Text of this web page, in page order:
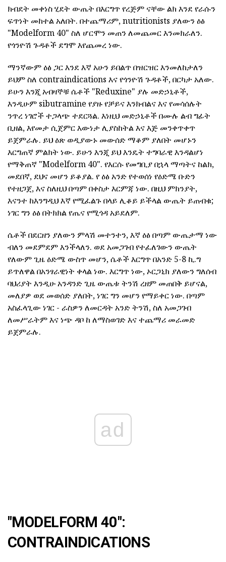
ክብደት መቀነስ ሂደት ውጤት በእርግጥ የረጅም ናቸው ልክ እንደ የራሱን
ፍጥነት መከተል አለበት. በተጨማሪም, nutritionists ያለውን ዕፅ
"Modelform 40" ስለ ሆርሞን መጠን ለመጨመር እንመክራለን.
የጎንዮሽ ጉዳቶች ደግሞ እየጨመረ ነው.
ማንኛውም ዕፅ ጋር እንደ እኛ አሁን ይበልጥ በዝርዝር እንመለከታለን
ይህም ስለ contraindications እና የጎንዮሽ ጉዳቶች, በርካታ አለው.
ይሁን እንጂ አብዛኞቹ ሴቶች "Reduxine" ያሉ መድኃኒቶች,
እንዲሁም sibutramine የያዙ የቻይና እንክብልና እና የመሳሰሉት
ንጥረ ነገሮች ተጋላጭ ተደርጓል. እነዚህ መድኃኒቶች በሙሉ ልብ ግፊት
ቢዘል, እየመታ ሲጀምር እውነታ ሊያስከትል እና እጅ መንቀጥቀጥ
ይጀምራሉ. ይህ ዕጽ ወዲያውኑ መውሰድ ማቆም ያለበት መሆኑን
እርግጠኛ ምልክት ነው. ይሁን እንጂ ይህ እንዴት ተግባራዊ እንዳልሆነ
የማቅጠኛ "Modelform 40". የእርሱ የመግቢያ በኋላ ማጣትና ከልክ,
መደበኛ, ደህና መሆን ይቆያል. የ ዕፅ አንድ የተወሰነ የዕድሜ ቡድን
የተዘጋጀ, እና ስለዚህ በጣም በቀስታ እርምጃ ነው. በዚህ ምክንያት,
እናንተ ከእንግዲህ እኛ የሚፈልጉ በላይ ሊቆይ ይችላል ውጤት ይጠብቁ;
ነገር ግን ዕፅ በትክክል የጤና የሚጎዳ አይደለም.
ሴቶች በደርዘን ያለውን ምላሽ መተንተን, እኛ ዕፅ በጣም ውጤታማ ነው
ብለን መደምደም እንችላለን. ወደ አመጋገብ የተፈለገውን ውጤት
የለውም ጊዜ ዕድሜ ውስጥ መሆን, ሴቶች እርግጥ በአንድ 5-8 ኪ.ግ
ይጥለዋል በአንፃራዊነት ቀላል ነው. እርግጥ ነው, ኦርጋኒክ ያለውን ግለሰብ
ባህሪያት እንዲሁ አንዳንድ ጊዜ ውጤቱ ትንሽ ረዘም መጠበቅ ይሆናል,
መለያዎ ወደ መወሰድ ያለበት, ነገር ግን መሆን የማይቀር ነው. በጣም
አስፈላጊው ነገር - ራስዎን ለመርዳት አንድ ትንሽ, ስለ አመጋገብ
ለመሥራትም እና ነጭ ዳቦ ከ ለማስወገድ እና ተጨማሪ መራመድ
ይጀምራሉ.
ad
"MODELFORM 40":
CONTRAINDICATIONS